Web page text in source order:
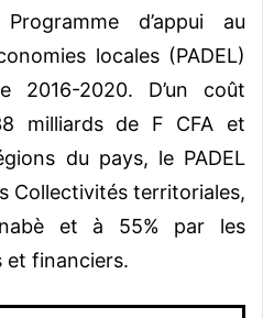
d’appui au
locales (PADEL)
2016-2020. D’un coût
milliards de F CFA et
du pays, le PADEL
Collectivités territoriales,
et à 55% par les
et financiers.